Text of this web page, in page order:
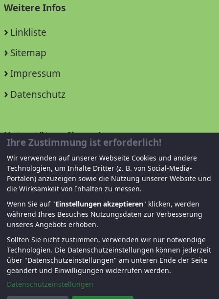
Weitere Infos
Linkliste
Sitemap
Impressum
Datenschutz
Unterstützen Sie uns!
Mitglied werden
Spenden und helfen
© KJF Regensburg – Alle Rechte vorbehalten. |
Fernwartung|Anmelden
Ihre Zustimmung ist erforderlich!
Wir verwenden auf unserer Webseite Cookies und andere
Technologien, um Inhalte Dritter (z. B. von Social-Media-
Portalen) anzuzeigen sowie die Nutzung unserer Website und
die Wirksamkeit von Inhalten zu messen.
Wenn Sie auf "Einstellungen akzeptieren" klicken, werden
während Ihres Besuches Nutzungsdaten zur Verbesserung
unseres Angebots erhoben.
Sollten Sie nicht zustimmen, verwenden wir nur notwendige
Technologien. Die Datenschutzeinstellungen können jederzeit
über "Datenschutzeinstellungen" am unteren Ende der Seite
geändert und Einwilligungen widerrufen werden.
Datenschutzeinstellungen